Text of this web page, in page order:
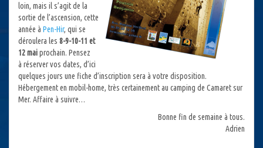
loin, mais il s’agit de la
sortie de l’ascension, cette
année à Pen-Hir, qui se
déroulera les 8-9-10-11 et
12 maiprochain. Pensez
à réserver vos dates, d’ici
quelques jours une fiche d’inscription sera à votre disposition.
Hébergement en mobil-home, très certainement au camping de Camaret sur
Mer. Affaire à suivre…
Bonne fin de semaine à tous.
Adrien